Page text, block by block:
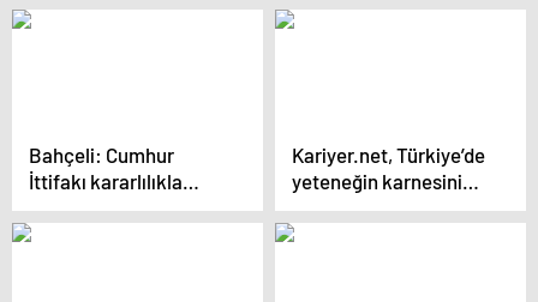
Bahçeli: Cumhur
İttifakı kararlılıkla
yoluna devam
edecektir
Kariyer.net, Türkiye’de
yeteneğin karnesini
açıkladı